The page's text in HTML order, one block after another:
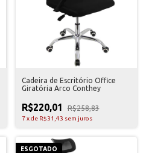
Cadeira de Escritório Office
Giratória Arco Conthey
R$220,01 R$258,83
7 xde R$31,43 sem juros
ESGOTADO